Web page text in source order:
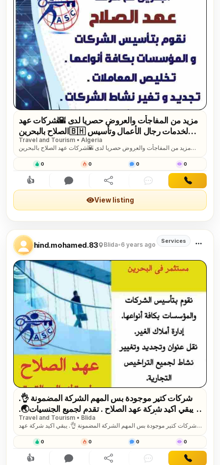
مزيد من المفاجأت والعروض حصريا لدى 🌇شركات عهد
الصلاح بالبحرين🇧🇭 لخدمات رجال الأعمال وتأسيس
الشركات وتخليص المعاملات وإصدار السجلات التجارية
زيارات وإقامات لدولة البحرين للتفاصيل برجاء التواصل
خاص🔏...
Travel and Tourism • Algeria
مزيد من المفاجأت والعروض حصريا لدى 🌇شركات عهد الصلاح بالبحرين
السجلات التجارية زيارات وإقامات لدولة البحرين للتفاصيل برجاء التواصل
خاص🔏/هند محمد
0 0 0 0
👍Interested Comment Share Chat Contact
View listing
hind.mohamed.83 Blida•6 years ago
Services
شركات كتير موجودة بس المهم الشركة المضمونة 👌.
يبقي اكيد شركة عهد الصلاح . تقدم لجميع الجنسيات🌏.
خدماتها فى تأسيس الشركات _ إصدار السجلات التجارية
_ تخليص المعاملات _الزيارات و الإقامات . لمزيد من...
Travel and Tourism • Blida
شركات كتير موجودة بس المهم الشركة المضمونة 👌. يبقي اكيد شركة عهد
السجلات التجارية _ تخليص المعاملات _الزيارات و الإقامات . لمزيد من
المعلومات تواصل خاص📧/هند محمد
0 0 0 0
👍Interested Comment Share Chat Contact